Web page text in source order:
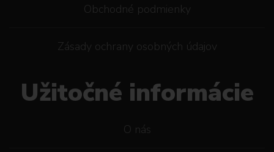
Obchodné podmienky
Zásady ochrany osobných údajov
Užitočné informácie
O nás